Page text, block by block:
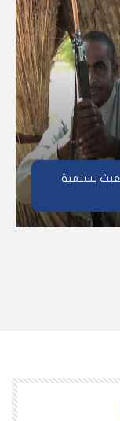
تعبث بسلمية